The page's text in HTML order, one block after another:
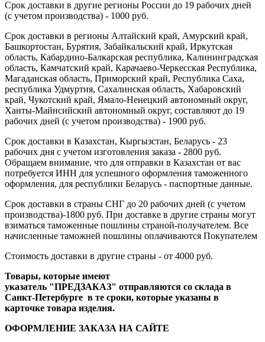
Срок доставки в другие регионы России до 19 рабочих дней
(с учетом производства) - 1000 руб.
Срок доставки в регионы Алтайский край, Амурский край,
Башкортостан, Бурятия, Забайкальский край, Иркутская
область, Кабардино-Балкарская республика, Калининградская
область, Камчатский край, Карачаево-Черкесская Республика,
Магаданская область, Приморский край, Республика Саха,
республика Удмуртия, Сахалинская область, Хабаровский
край, Чукотский край, Ямало-Ненецкий автономный округ,
Ханты-Майнсийский автономный округ, составляют до 19
рабочих дней (с учетом производства) - 1900 руб.
Срок доставки в Казахстан, Кыргызстан, Беларусь - 23
рабочих дня с учетом изготовления заказа - 2800 руб.
Обращаем внимание, что для отправки в Казахстан от вас
потребуется ИНН для успешного оформления таможенного
оформления, для республики Беларусь - паспортные данные.
Срок доставки в страны СНГ до 20 рабочих дней (с учетом
производства)-1800 руб. При доставке в другие страны могут
взиматься таможенные пошлины страной-получателем. Все
начисленные таможней пошлины оплачиваются Покупателем
Стоимость доставки в другие страны - от 4000 руб.
Товары, которые имеют
указатель "ПРЕДЗАКАЗ" отправляются со склада в
Санкт-Петербурге в те сроки, которые указаны в
карточке товара изделия.
ОФОРМЛЕНИЕ ЗАКАЗА НА САЙТЕ